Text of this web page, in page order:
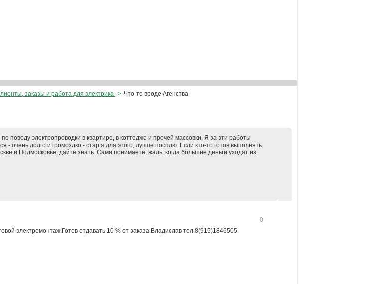
заказы и работа для электрика > Что-то вроде Агенства
поводу электропроводки в квартире, в коттедже и прочей массовки. Я за эти работы
- очень долго и громоздко - стар я для этого, лучше посплю. Если кто-то готов выполнять
и Подмосковье, дайте знать. Сами понимаете, жаль, когда большие деньги уходят из
0
электромонтаж.Готов отдавать 10 % от заказа.Владислав тел.8(915)1846505